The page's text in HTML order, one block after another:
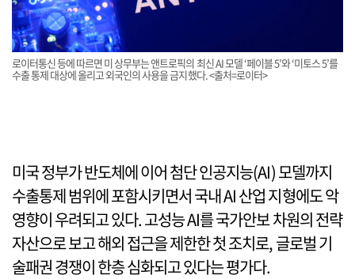
로이터통신 등에 따르면 미 상무부는 앤트로픽의 최신 AI 모델 ‘페이블 5’와 ‘미토스 5’를
수출 통제 대상에 올리고 외국인의 사용을 금지했다. <출처=로이터>
미국 정부가 반도체에 이어 첨단 인공지능(AI) 모델까지
수출통제 범위에 포함시키면서 국내 AI 산업 지형에도 악
영향이 우려되고 있다. 고성능 AI를 국가안보 차원의 전략
자산으로 보고 해외 접근을 제한한 첫 조치로, 글로벌 기
술패권 경쟁이 한층 심화되고 있다는 평가다.